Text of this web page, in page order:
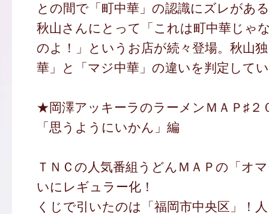
との間で「町中華」の認識にズレがあ
秋山さんにとって「これは町中華じゃ
のよ！」というお店が続々登場。秋山
華」と「マジ中華」の違いを判定して
★岡澤アッキーラのラーメンＭＡＰ♯２
「思うようにいかん」編
ＴＮＣの人気番組うどんＭＡＰの「オ
いにレギュラー化！
くじで引いたのは「福岡市中央区」！